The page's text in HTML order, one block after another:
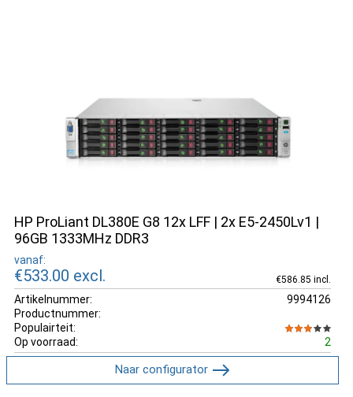
HP ProLiant DL380E G8 12x LFF | 2x E5-2450Lv1 |
96GB 1333MHz DDR3
vanaf:
€533.00 excl. €586.85 incl.
Artikelnummer:
9994126
Productnummer:
Populairteit:
Op voorraad:
2
Naar configurator